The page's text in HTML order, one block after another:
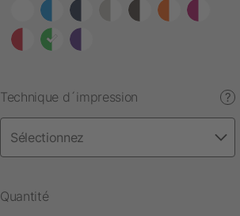
Technique d´impression ?
Quantité